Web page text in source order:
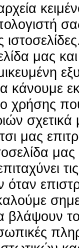
μας
κάνουμε
χρήσης
σχετικά
μας